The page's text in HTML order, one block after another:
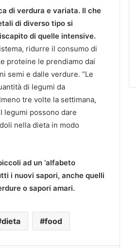
di verdura e variata. Il che
di diverso tipo si
di quelle intensive.
ridurre il consumo di
proteine le prendiamo dai
semi e dalle verdure. “Le
di legumi da
tre volte la settimana,
legumi possono dare
nella dieta in modo
ad un ‘alfabeto
i nuovi sapori, anche quelli
o sapori amari.
dieta food